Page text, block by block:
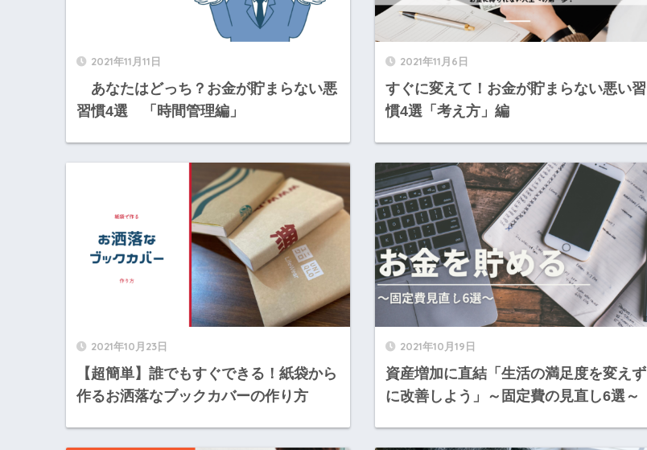
2021年11月11日
あなたはどっち？お金が貯まらない悪
習慣4選 「時間管理編」
2021年11月6日
すぐに変えて！お金が貯まらない悪い習
慣4選「考え方」編
2021年10月23日
【超簡単】誰でもすぐできる！紙袋から
作るお洒落なブックカバーの作り方
2021年10月19日
資産増加に直結「生活の満足度を変えず
に改善しよう」～固定費の見直し6選～